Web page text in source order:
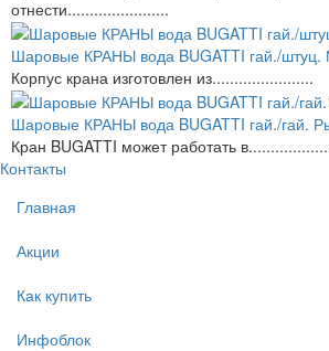
отнести.......................
Шаровые КРАНЫ вода BUGATTI гай./штуц.
Корпус крана изготовлен из.......................
Шаровые КРАНЫ вода BUGATTI гай./гай.
Кран BUGATTI может работать
Контакты
Главная
Акции
Как купить
Инфоблок